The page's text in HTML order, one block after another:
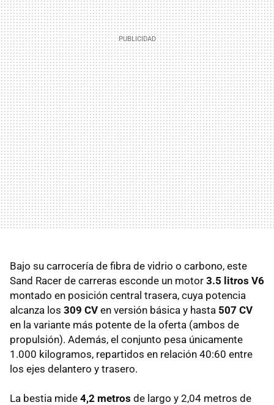
Bajo su carrocería de fibra de vidrio o carbono, este
Sand Racer de carreras esconde un motor 3.5 litros V6
montado en posición central trasera, cuya potencia
alcanza los 309 CV en versión básica y hasta 507 CV
en la variante más potente de la oferta (ambos de
propulsión). Además, el conjunto pesa únicamente
1.000 kilogramos, repartidos en relación 40:60 entre
los ejes delantero y trasero.
La bestia mide 4,2 metros de largo y 2,04 metros de